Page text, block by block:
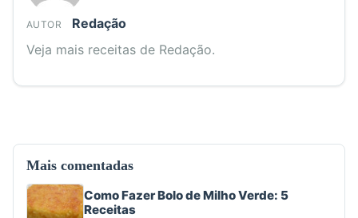
AUTOR
Redação
Veja mais receitas de Redação.
Mais comentadas
Como Fazer Bolo de Milho Verde: 5
Receitas